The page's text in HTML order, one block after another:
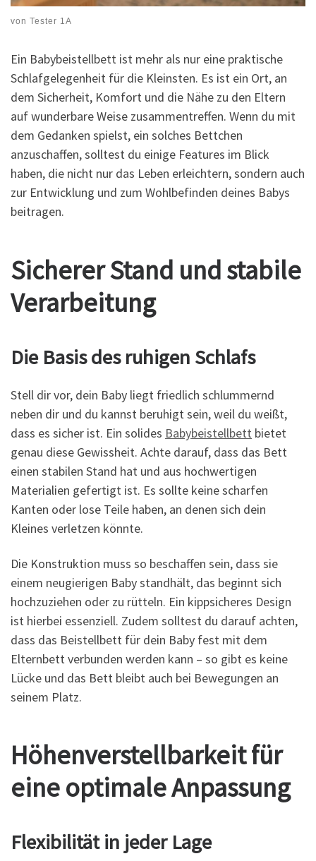
von Tester 1A
Ein Babybeistellbett ist mehr als nur eine praktische
Schlafgelegenheit für die Kleinsten. Es ist ein Ort, an
dem Sicherheit, Komfort und die Nähe zu den Eltern
auf wunderbare Weise zusammentreffen. Wenn du mit
dem Gedanken spielst, ein solches Bettchen
anzuschaffen, solltest du einige Features im Blick
haben, die nicht nur das Leben erleichtern, sondern auch
zur Entwicklung und zum Wohlbefinden deines Babys
beitragen.
Sicherer Stand und stabile
Verarbeitung
Die Basis des ruhigen Schlafs
Stell dir vor, dein Baby liegt friedlich schlummernd
neben dir und du kannst beruhigt sein, weil du weißt,
dass es sicher ist. Ein solides Babybeistellbett bietet
genau diese Gewissheit. Achte darauf, dass das Bett
einen stabilen Stand hat und aus hochwertigen
Materialien gefertigt ist. Es sollte keine scharfen
Kanten oder lose Teile haben, an denen sich dein
Kleines verletzen könnte.
Die Konstruktion muss so beschaffen sein, dass sie
einem neugierigen Baby standhält, das beginnt sich
hochzuziehen oder zu rütteln. Ein kippsicheres Design
ist hierbei essenziell. Zudem solltest du darauf achten,
dass das Beistellbett für dein Baby fest mit dem
Elternbett verbunden werden kann – so gibt es keine
Lücke und das Bett bleibt auch bei Bewegungen an
seinem Platz.
Höhenverstellbarkeit für
eine optimale Anpassung
Flexibilität in jeder Lage